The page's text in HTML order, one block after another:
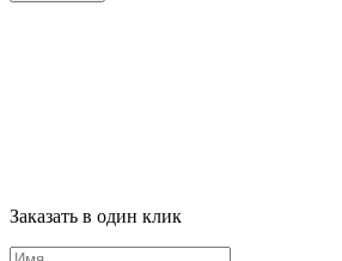
Заказать в один клик